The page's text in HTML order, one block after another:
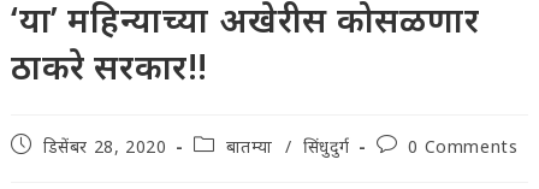
‘या’ महिन्याच्या अखेरीस कोसळणार
ठाकरे सरकार!!
Postडिसेंबर 28, 2020
Postबातम्या / सिंधुदुर्ग
Post0 Comments